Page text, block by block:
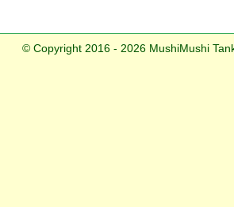
© Copyright 2016 - 2026 MushiMushi